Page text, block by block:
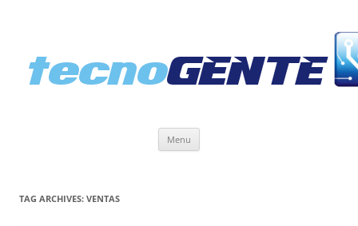
Menu
TAG ARCHIVES: VENTAS